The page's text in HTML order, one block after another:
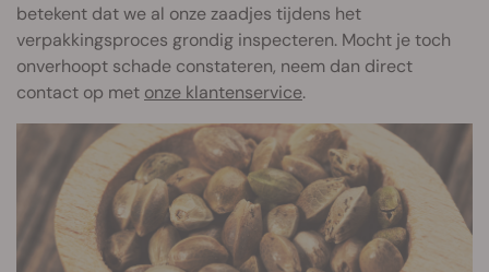
betekent dat we al onze zaadjes tijdens het
verpakkingsproces grondig inspecteren. Mocht je toch
onverhoopt schade constateren, neem dan direct
contact op met onze klantenservice.